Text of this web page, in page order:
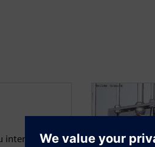
interaktivne